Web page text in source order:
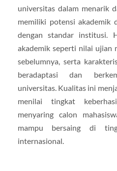
universitas dalam menarik
memiliki potensi akademik
dengan standar institusi.
akademik seperti nilai ujian
sebelumnya, serta
beradaptasi dan
universitas. Kualitas ini
menilai tingkat
menyaring calon
mampu bersaing di
internasional.